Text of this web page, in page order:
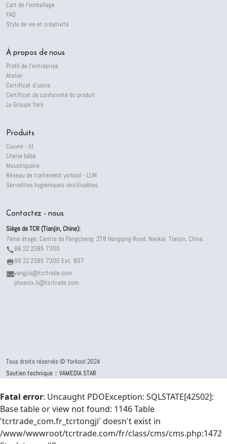
L'art de l'emballage
FAQ
Style de vie et créativité
À propos de nous
Profil de l'entreprise
Atelier
Certificat d'usine
Certificat de conformité du produit
Le Groupe York
Produits
Couvre - lit
Literie bébé
Moustiquaire
Réseau de traitement yorkool - LLIN
Serviettes hygiéniques réutilisables
Contactez - nous
Siège de TCR (Tianjin, Chine):
7ème étage, Centre de Fengcheng, 278 Hongqing Road, Nankai, Tianjin, Chine.
86 22 2385 7300
86 22 2385 7300 Ext. 807
yangjia@tcrtrade.com
phoenix.li@tcrtrade.com
Tous droits réservés © Yorkool 2024
Soutien technique：VAMEDIA STAR
Fatal error: Uncaught PDOException: SQLSTATE[42S02]:
Base table or view not found: 1146 Table
'tcrtrade_com.fr_tcrtongji' doesn't exist in
/www/wwwroot/tcrtrade.com/fr/class/cms/cms.php:1472